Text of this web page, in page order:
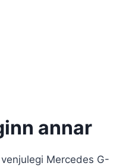
annar
Mercedes G-